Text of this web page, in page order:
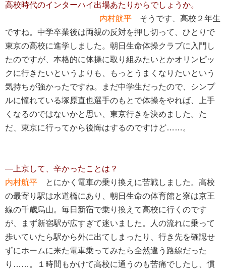
高校時代のインターハイ出場あたりからでしょうか。
内村航平 そうです、高校２年生
ですね。中学卒業後は両親の反対を押し切って、ひとりで
東京の高校に進学しました。朝日生命体操クラブに入門し
たのですが、本格的に体操に取り組みたいとかオリンピッ
クに行きたいというよりも、もっとうまくなりたいという
気持ちが強かったですね。まだ中学生だったので、シンプ
ルに憧れている塚原直也選手のもとで体操をやれば、上手
くなるのではないかと思い、東京行きを決めました。た
だ、東京に行ってから後悔はするのですけど……。
―上京して、辛かったことは？
内村航平 とにかく電車の乗り換えに苦戦しました。高校
の最寄り駅は水道橋にあり、朝日生命の体育館と寮は京王
線の千歳烏山。毎日新宿で乗り換えて高校に行くのです
が、まず新宿駅が広すぎて迷いました。人の流れに乗って
歩いていたら駅から外に出てしまったり、行き先を確認せ
ずにホームに来た電車乗ってみたら全然違う路線だった
り……。１時間もかけて高校に通うのも苦痛でしたし、慣